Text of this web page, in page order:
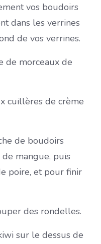
vos boudoirs
dans les verrines
de vos verrines.
de morceaux de
cuillères de crème
de boudoirs
mangue, puis
poire, et pour finir
des rondelles.
sur le dessus de